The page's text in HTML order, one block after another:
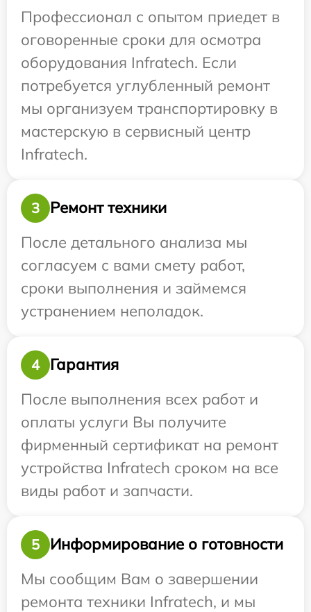
Профессионал с опытом приедет в
оговоренные сроки для осмотра
оборудования Infratech. Если
потребуется углубленный ремонт
мы организуем транспортировку в
мастерскую в сервисный центр
Infratech.
3
Ремонт техники
После детального анализа мы
согласуем с вами смету работ,
сроки выполнения и займемся
устранением неполадок.
4
Гарантия
После выполнения всех работ и
оплаты услуги Вы получите
фирменный сертификат на ремонт
устройства Infratech сроком на все
виды работ и запчасти.
5
Информирование о готовности
Мы сообщим Вам о завершении
ремонта техники Infratech, и мы